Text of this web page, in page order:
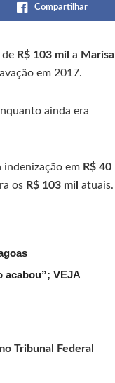
Compartilhar
de R$ 103 mil a Marisa
em 2017.
ainda era
indenização em R$ 40
os R$ 103 mil atuais.
acabou”; VEJA
Tribunal Federal